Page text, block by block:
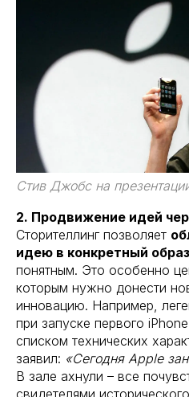
Стив Джобс на
2. Продвижение идей
Сторителлинг позволяет
идею в конкретный образ
понятным. Это особенно
которым нужно донести
инновацию. Например,
при запуске первого
списком технических
заявил: «Сегодня Apple
В зале ахнули – все
свидетелями